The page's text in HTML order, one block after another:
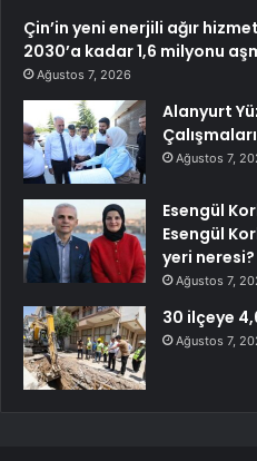
Çin’in yeni enerjili ağır
2030’a kadar 1,6 milyonu
Ağustos 7, 2026
Alanyurt
Ağustos 7,
Esengül
Esengül
yeri neresi?
Ağustos 7,
30 ilçeye
Ağustos 7,